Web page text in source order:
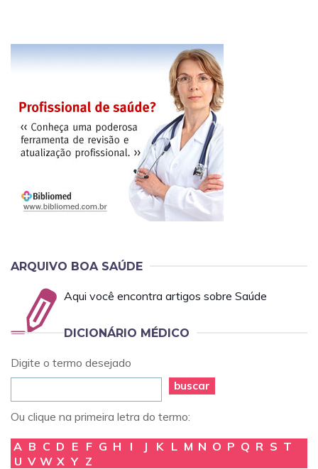
ARQUIVO BOA SAÚDE
Aqui você encontra artigos sobre Saúde
DICIONÁRIO MÉDICO
Digite o termo desejado
buscar
Ou clique na primeira letra do termo:
A B C D E F G H I J K L M N O P Q R S T
U V W X Y Z